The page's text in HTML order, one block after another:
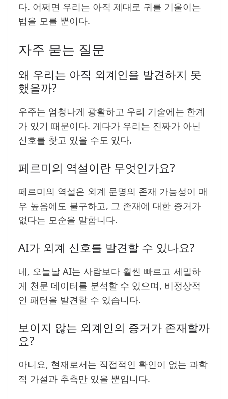
다. 어쩌면 우리는 아직 제대로 귀를 기울이는
법을 모를 뿐이다.
자주 묻는 질문
왜 우리는 아직 외계인을 발견하지 못
했을까?
우주는 엄청나게 광활하고 우리 기술에는 한계
가 있기 때문이다. 게다가 우리는 진짜가 아닌
신호를 찾고 있을 수도 있다.
페르미의 역설이란 무엇인가요?
페르미의 역설은 외계 문명의 존재 가능성이 매
우 높음에도 불구하고, 그 존재에 대한 증거가
없다는 모순을 말합니다.
AI가 외계 신호를 발견할 수 있나요?
네, 오늘날 AI는 사람보다 훨씬 빠르고 세밀하
게 천문 데이터를 분석할 수 있으며, 비정상적
인 패턴을 발견할 수 있습니다.
보이지 않는 외계인의 증거가 존재할까
요?
아니요, 현재로서는 직접적인 확인이 없는 과학
적 가설과 추측만 있을 뿐입니다.